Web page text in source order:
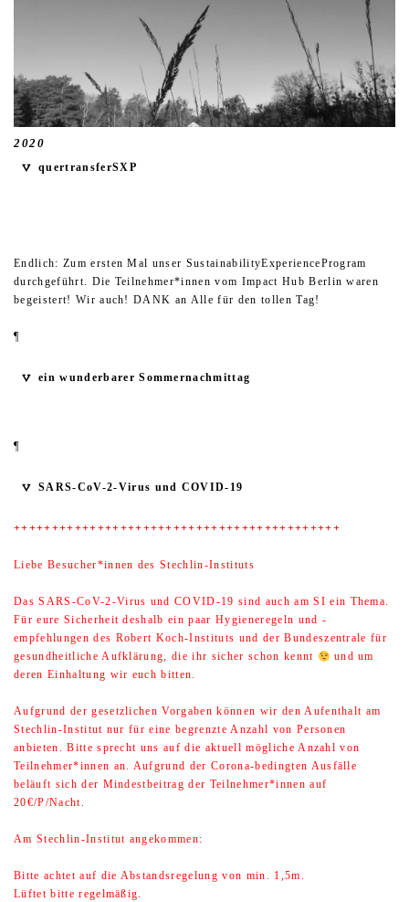
2020
quertransferSXP
Endlich: Zum ersten Mal unser SustainabilityExperienceProgram
durchgeführt. Die Teilnehmer*innen vom Impact Hub Berlin waren
begeistert! Wir auch! DANK an Alle für den tollen Tag!
¶
ein wunderbarer Sommernachmittag
¶
SARS-CoV-2-Virus und COVID-19
+++++++++++++++++++++++++++++++++++++++++++
Liebe Besucher*innen des Stechlin-Instituts
Das SARS-CoV-2-Virus und COVID-19 sind auch am SI ein Thema.
Für eure Sicherheit deshalb ein paar Hygieneregeln und -
empfehlungen des Robert Koch-Instituts und der Bundeszentrale für
gesundheitliche Aufklärung, die ihr sicher schon kennt
und um
deren Einhaltung wir euch bitten.
Aufgrund der gesetzlichen Vorgaben können wir den Aufenthalt am
Stechlin-Institut nur für eine begrenzte Anzahl von Personen
anbieten. Bitte sprecht uns auf die aktuell mögliche Anzahl von
Teilnehmer*innen an. Aufgrund der Corona-bedingten Ausfälle
beläuft sich der Mindestbeitrag der Teilnehmer*innen auf
20€/P/Nacht.
Am Stechlin-Institut angekommen:
Bitte achtet auf die Abstandsregelung von min. 1,5m.
Lüftet bitte regelmäßig.